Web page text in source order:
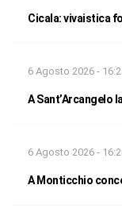
Cicala: vivaistica
6 Agosto 2026 -
A Sant’Arcangelo
6 Agosto 2026 -
A Monticchio